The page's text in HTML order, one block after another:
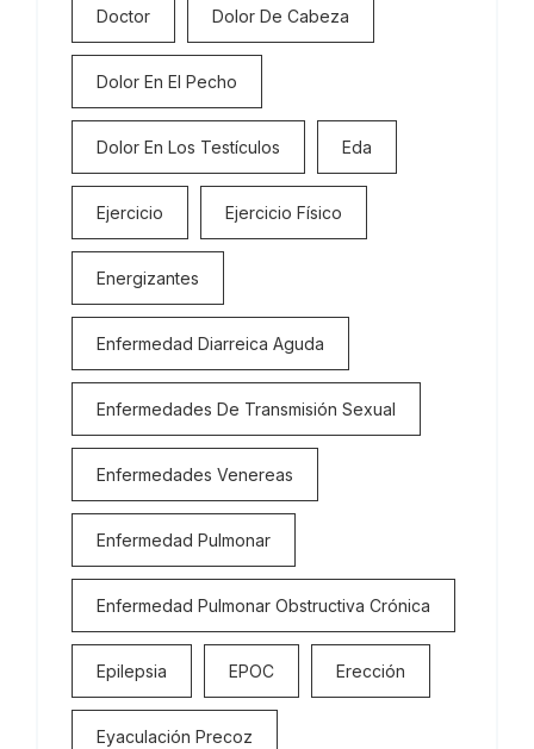
Doctor Dolor De Cabeza
Dolor En El Pecho
Dolor En Los Testículos Eda
Ejercicio Ejercicio Físico
Energizantes
Enfermedad Diarreica Aguda
Enfermedades De Transmisión Sexual
Enfermedades Venereas
Enfermedad Pulmonar
Enfermedad Pulmonar Obstructiva Crónica
Epilepsia EPOC Erección
Eyaculación Precoz